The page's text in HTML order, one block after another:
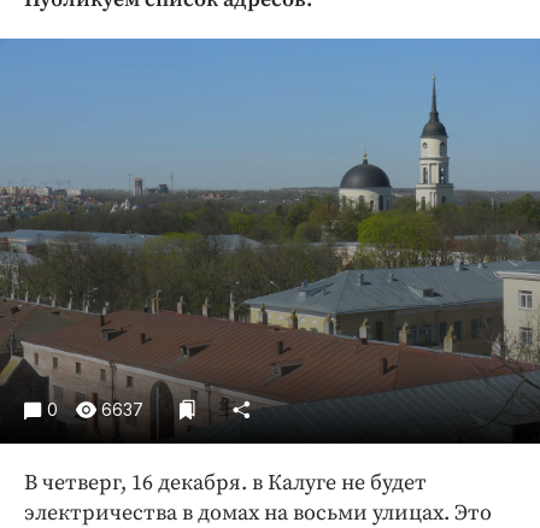
Криминал
Погода
Праздники
Происшествия
Спорт
Экономика и бизнес
ПРОЕКТЫ
Блоги
Издания
Медиаперсона
0 6637
В четверг, 16 декабря. в Калуге не будет
электричества в домах на восьми улицах. Это